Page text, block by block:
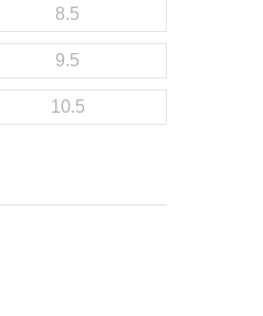
8.5
9.5
10.5